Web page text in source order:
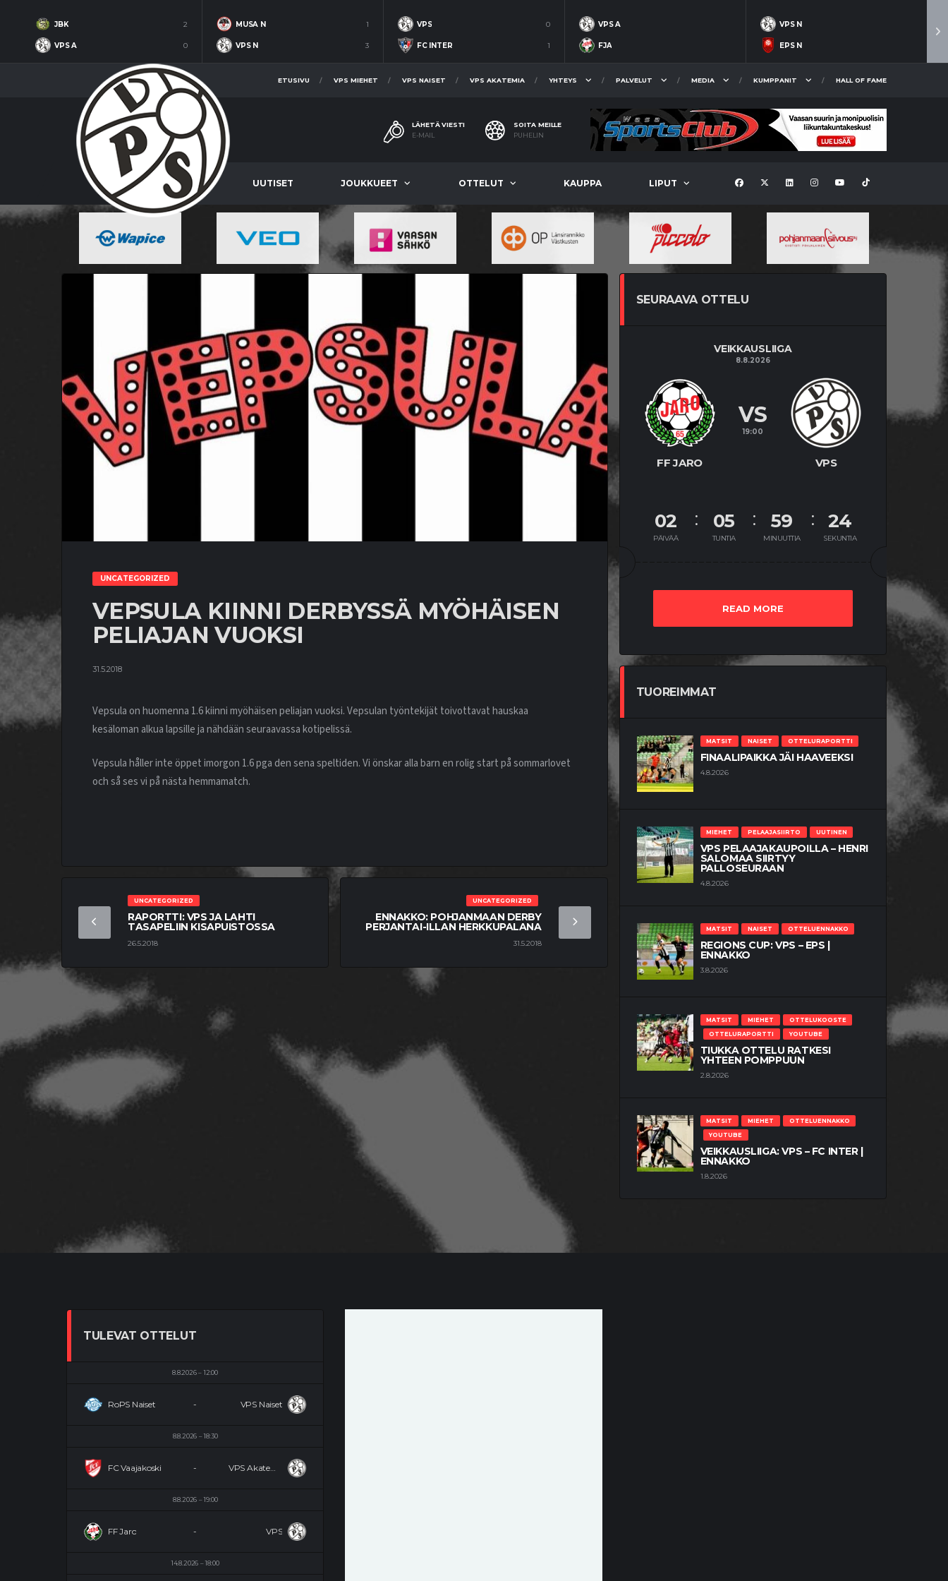
JBK 2
VPS A 0
MUSA N 1
VPS N 3
VPS 0
FC INTER 1
VPS A
FJA
VPS N
EPS N
ETUSIVU VPS MIEHET VPS NAISET VPS AKATEMIA YHTEYS PALVELUT MEDIA KUMPPANIT HALL OF FAME
LÄHETÄ VIESTI
E-MAIL
SOITA MEILLE
PUHELIN
UUTISET JOUKKUEET OTTELUT KAUPPA LIPUT
UNCATEGORIZED
VEPSULA KIINNI DERBYSSÄ MYÖHÄISEN
PELIAJAN VUOKSI
31.5.2018
Vepsula on huomenna 1.6 kiinni myöhäisen peliajan vuoksi. Vepsulan työntekijät toivottavat hauskaa
kesäloman alkua lapsille ja nähdään seuraavassa kotipelissä.
Vepsula håller inte öppet imorgon 1.6 pga den sena speltiden. Vi önskar alla barn en rolig start på sommarlovet
och så ses vi på nästa hemmamatch.
UNCATEGORIZED
RAPORTTI: VPS JA LAHTI
TASAPELIIN KISAPUISTOSSA
26.5.2018
UNCATEGORIZED
ENNAKKO: POHJANMAAN DERBY
PERJANTAI-ILLAN HERKKUPALANA
31.5.2018
SEURAAVA OTTELU
VEIKKAUSLIIGA
8.8.2026
FF JARO VPS
VS
19:00
02
PÄIVÄÄ
05
TUNTIA
59
MINUUTTIA
24
SEKUNTIA
READ MORE
TUOREIMMAT
MATSIT NAISET OTTELURAPORTTI
FINAALIPAIKKA JÄI HAAVEEKSI
4.8.2026
MIEHET PELAAJASIIRTO UUTINEN
VPS PELAAJAKAUPOILLA – HENRI
SALOMAA SIIRTYY
PALLOSEURAAN
4.8.2026
MATSIT NAISET OTTELUENNAKKO
REGIONS CUP: VPS – EPS |
ENNAKKO
3.8.2026
MATSIT MIEHET
OTTELUKOOSTE
OTTELURAPORTTI
YOUTUBE
TIUKKA OTTELU RATKESI
YHTEEN POMPPUUN
2.8.2026
MATSIT MIEHET
OTTELUENNAKKO
YOUTUBE
VEIKKAUSLIIGA: VPS – FC INTER |
ENNAKKO
1.8.2026
TULEVAT OTTELUT
8.8.2026 12:00
RoPS Naiset VPS Naiset
-
8.8.2026 18:30
FC Vaajakoski VPS Akatemia
-
8.8.2026 19:00
FF Jaro VPS
-
14.8.2026 18:00